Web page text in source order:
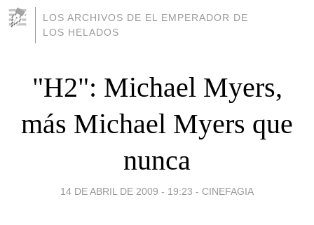
LOS ARCHIVOS DE EL EMPERADOR DE
LOS HELADOS
"H2": Michael Myers,
más Michael Myers que
nunca
14 DE ABRIL DE 2009 - 19:23 - CINEFAGIA